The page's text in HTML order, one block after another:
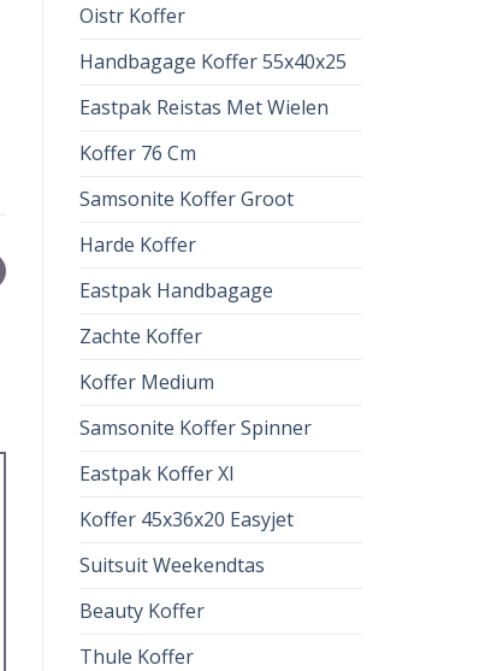
Oistr Koffer
Handbagage Koffer 55x40x25
Eastpak Reistas Met Wielen
Koffer 76 Cm
Samsonite Koffer Groot
Harde Koffer
Eastpak Handbagage
Zachte Koffer
Koffer Medium
Samsonite Koffer Spinner
Eastpak Koffer Xl
Koffer 45x36x20 Easyjet
Suitsuit Weekendtas
Beauty Koffer
Thule Koffer